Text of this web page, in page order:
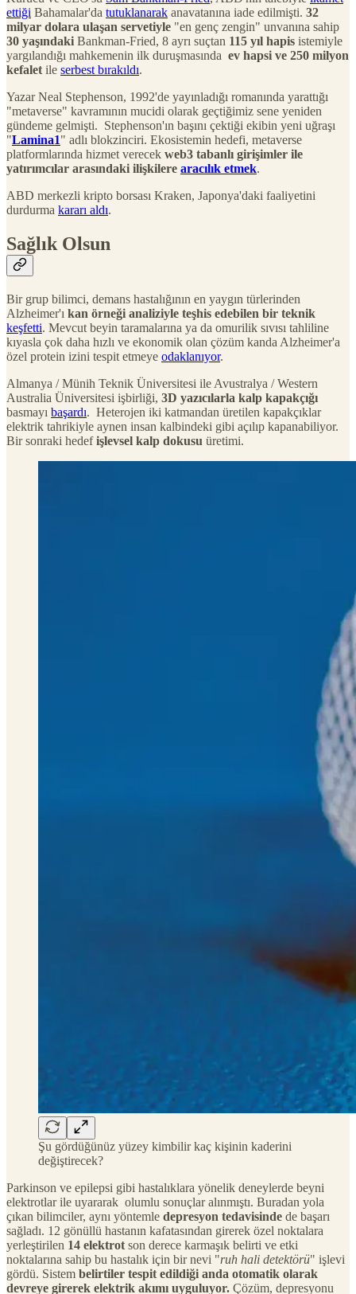
ettiği Bahamalar'da tutuklanarak anavatanına iade edilmişti. 32
milyar dolara ulaşan servetiyle "en genç zengin" unvanına sahip
30 yaşındaki Bankman-Fried, 8 ayrı suçtan 115 yıl hapis istemiyle
yargılandığı mahkemenin ilk duruşmasında ev hapsi ve 250 milyon
kefalet ile serbest bırakıldı.
Yazar Neal Stephenson, 1992'de yayınladığı romanında yarattığı
"metaverse" kavramının mucidi olarak geçtiğimiz sene yeniden
gündeme gelmişti. Stephenson'ın başını çektiği ekibin yeni uğraşı
"Lamina1" adlı blokzinciri. Ekosistemin hedefi, metaverse
platformlarında hizmet verecek web3 tabanlı girişimler ile
yatırımcılar arasındaki ilişkilere aracılık etmek.
ABD merkezli kripto borsası Kraken, Japonya'daki faaliyetini
durdurma kararı aldı.
Sağlık Olsun
Bir grup bilimci, demans hastalığının en yaygın türlerinden
Alzheimer'ı kan örneği analiziyle teşhis edebilen bir teknik
keşfetti. Mevcut beyin taramalarına ya da omurilik sıvısı tahliline
kıyasla çok daha hızlı ve ekonomik olan çözüm kanda Alzheimer'a
özel protein izini tespit etmeye odaklanıyor.
Almanya / Münih Teknik Üniversitesi ile Avustralya / Western
Australia Üniversitesi işbirliği, 3D yazıcılarla kalp kapakçığı
basmayı başardı. Heterojen iki katmandan üretilen kapakçıklar
elektrik tahrikiyle aynen insan kalbindeki gibi açılıp kapanabiliyor.
Bir sonraki hedefişlevsel kalp dokusu üretimi.
Şu gördüğünüz yüzey kimbilir kaç kişinin kaderini
değiştirecek?
Parkinson ve epilepsi gibi hastalıklara yönelik deneylerde beyni
elektrotlar ile uyararak olumlu sonuçlar alınmıştı. Buradan yola
çıkan bilimciler, aynı yöntemle depresyon tedavisinde de başarı
sağladı. 12 gönüllü hastanın kafatasından girerek özel noktalara
yerleştirilen 14 elektrot son derece karmaşık belirti ve etki
noktalarına sahip bu hastalık için bir nevi "ruh hali detektörü" işlevi
gördü. Sistem belirtiler tespit edildiği anda otomatik olarak
devreye girerek elektrik akımı uyguluyor. Çözüm, depresyonu